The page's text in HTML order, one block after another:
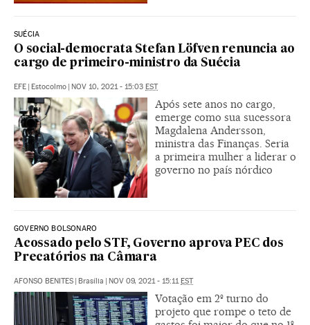
SUÉCIA
O social-democrata Stefan Löfven renuncia ao
cargo de primeiro-ministro da Suécia
EFE | Estocolmo | NOV 10, 2021 - 15:03 EST
Após sete anos no cargo,
emerge como sua sucessora
Magdalena Andersson,
ministra das Finanças. Seria
a primeira mulher a liderar o
governo no país nórdico
GOVERNO BOLSONARO
Acossado pelo STF, Governo aprova PEC dos
Precatórios na Câmara
AFONSO BENITES | Brasília | NOV 09, 2021 - 15:11EST
Votação em 2º turno do
projeto que rompe o teto de